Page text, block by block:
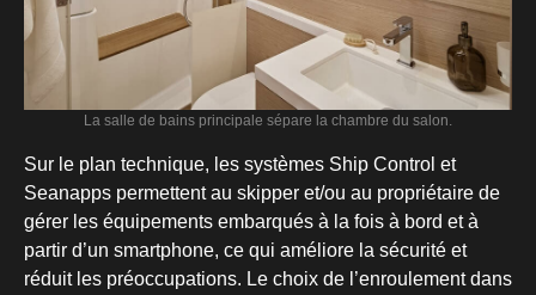
La salle de bains principale sépare la chambre du salon.
Sur le plan technique, les systèmes Ship Control et
Seanapps permettent au skipper et/ou au propriétaire de
gérer les équipements embarqués à la fois à bord et à
partir d’un smartphone, ce qui améliore la sécurité et
réduit les préoccupations. Le choix de l’enroulement dans